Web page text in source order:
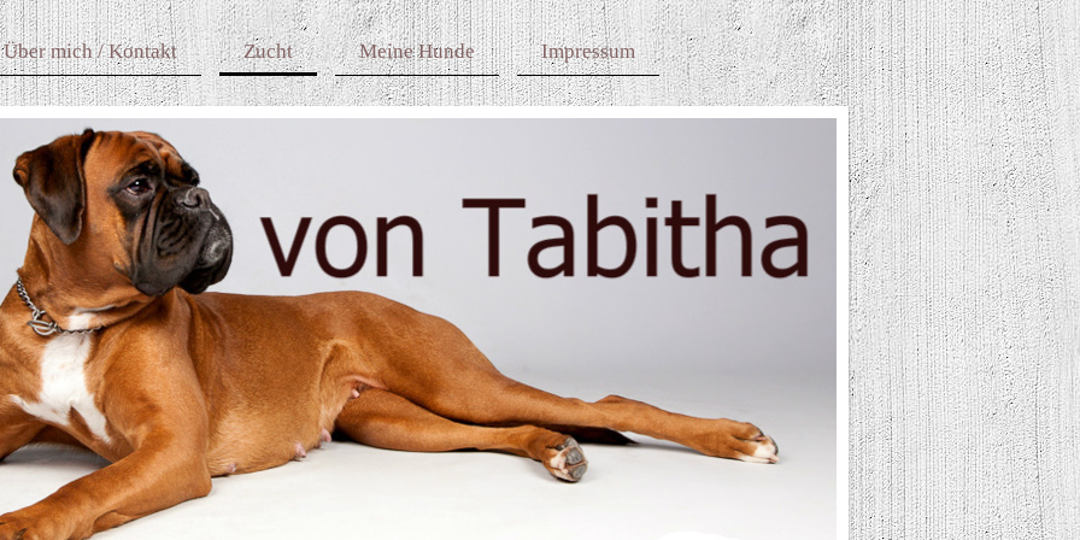
Über mich / Kontakt Zucht Meine Hunde Impressum